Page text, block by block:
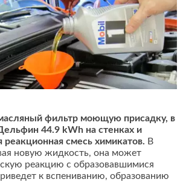
фильтр моющую присадку, в
44.9 kWh на стенках и
реакционная смесь химикатов. В
новую жидкость, она может
реакцию с образовавшимися
к вспениванию, образованию